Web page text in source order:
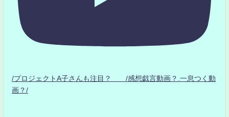
/プロジェクトA子さんも注目？ /感想戯言動画？.一息つく動
画？/